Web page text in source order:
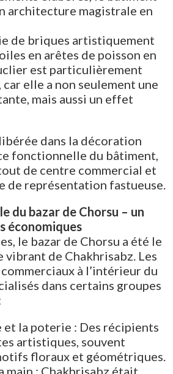
architecture magistrale en
de briques artistiquement
en arêtes de poisson en
est particulièrement
elle a non seulement une
mais aussi un effet
dans la décoration
fonctionnelle du bâtiment,
de centre commercial et
de représentation fastueuse.
du bazar de Chorsu – un
économiques
le bazar de Chorsu a été le
de Chakhrisabz. Les
à l’intérieur du
dans certains groupes
et la poterie : Des récipients
artistiques, souvent
floraux et géométriques.
main : Chakhrisabz était